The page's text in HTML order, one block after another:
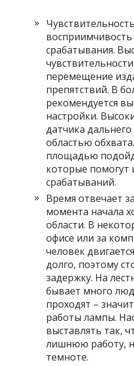
срабатывания.
перемещение
препятствий. В
рекомендуется
настройки.
датчика
областью
площадью
которые помогут
срабатываний.
Время отвечает
момента начала
области. В
офисе или за
человек
долго, поэтому
задержку. На
бывает много
проходят –
работы лампы.
выставлять так,
лишнюю работу,
темноте.